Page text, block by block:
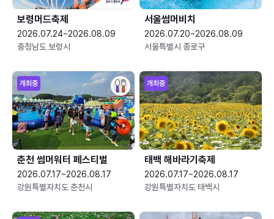
보령머드축제
2026.07.24~2026.08.09
충청남도 보령시
서울썸머비치
2026.07.20~2026.08.09
서울특별시 종로구
개최중
춘천 썸머워터 페스티벌
2026.07.17~2026.08.17
강원특별자치도 춘천시
개최중
태백 해바라기축제
2026.07.17~2026.08.17
강원특별자치도 태백시